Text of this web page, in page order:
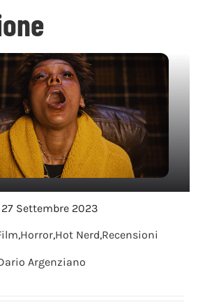
Settembre 2023
,Horror,Hot Nerd,Recensioni
Argenziano